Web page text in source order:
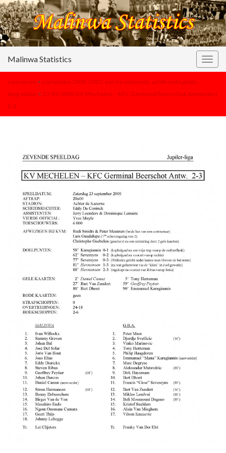
Malinwa Statistics
seizoenen > competitie 2000-2001: eerste nationale, achttiende plaats,
degradatie > 23-09-2000 KV Mechelen – KFC Germinal Beerschot Antwerpen
2-3